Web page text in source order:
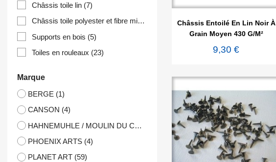
Châssis toile lin (7)
Châssis toile polyester et fibre mixte
Supports en bois (5)
Toiles en rouleaux (23)
Marque
BERGE (1)
CANSON (4)
HAHNEMUHLE / MOULIN DU COQ
PHOENIX ARTS (4)
PLANET ART (59)
 Aperçu rapide
Châssis Entoilé En Lin Noir À
Grain Moyen 430 G/m²
9,30 €